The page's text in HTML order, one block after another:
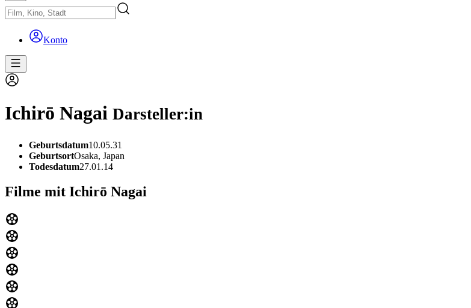
Konto
Ichirō Nagai Darsteller:in
Geburtsdatum10.05.31
GeburtsortOsaka, Japan
Todesdatum27.01.14
Filme mit Ichirō Nagai